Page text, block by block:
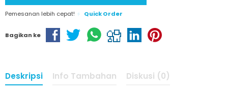
Pemesanan lebih cepat! Quick Order
Bagikan ke
Deskripsi Info Tambahan Diskusi (0)